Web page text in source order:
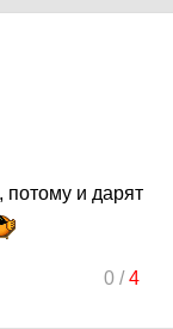
потому и дарят
0/4